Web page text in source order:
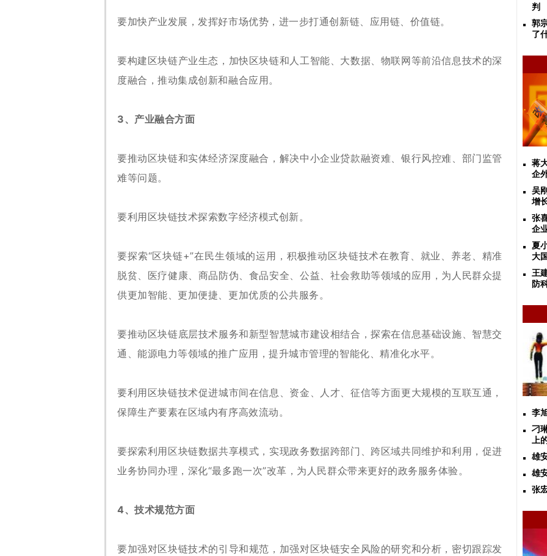
要加快产业发展，发挥好市场优势，进一步打通创新链、应用链、价值链。
要构建区块链产业生态，加快区块链和人工智能、大数据、物联网等前沿信息技术的深
度融合，推动集成创新和融合应用。
3、产业融合方面
要推动区块链和实体经济深度融合，解决中小企业贷款融资难、银行风控难、部门监管
难等问题。
要利用区块链技术探索数字经济模式创新。
要探索“区块链+”在民生领域的运用，积极推动区块链技术在教育、就业、养老、精准
脱贫、医疗健康、商品防伪、食品安全、公益、社会救助等领域的应用，为人民群众提
供更加智能、更加便捷、更加优质的公共服务。
要推动区块链底层技术服务和新型智慧城市建设相结合，探索在信息基础设施、智慧交
通、能源电力等领域的推广应用，提升城市管理的智能化、精准化水平。
要利用区块链技术促进城市间在信息、资金、人才、征信等方面更大规模的互联互通，
保障生产要素在区域内有序高效流动。
要探索利用区块链数据共享模式，实现政务数据跨部门、跨区域共同维护和利用，促进
业务协同办理，深化“最多跑一次”改革，为人民群众带来更好的政务服务体验。
4、技术规范方面
要加强对区块链技术的引导和规范，加强对区块链安全风险的研究和分析，密切跟踪发
判
郭
了
蒋
企
吴
增
张
企
夏
大
王
防
李
刁
上
雄
雄
张